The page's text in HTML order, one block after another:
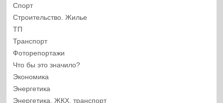
Спорт
Строительство. Жилье
ТП
Транспорт
Фоторепортажи
Что бы это значило?
Экономика
Энергетика
Энергетика, ЖКХ, транспорт